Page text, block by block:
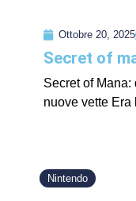
Ottobre 20, 2025
Secret of
Secret of
nuove vette Era
Nintendo